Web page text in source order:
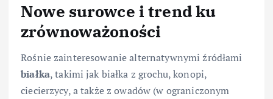
Nowe surowce i trend ku
zrównoważoności
Rośnie zainteresowanie alternatywnymi źródłami
białka, takimi jak białka z grochu, konopi,
ciecierzycy, a także z owadów (w ograniczonym